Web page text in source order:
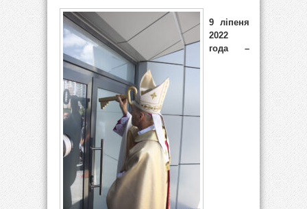
9 ліпеня
2022
года –